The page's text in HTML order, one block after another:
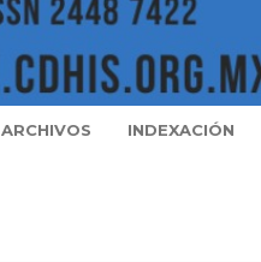
ARCHIVOS INDEXACIÓN